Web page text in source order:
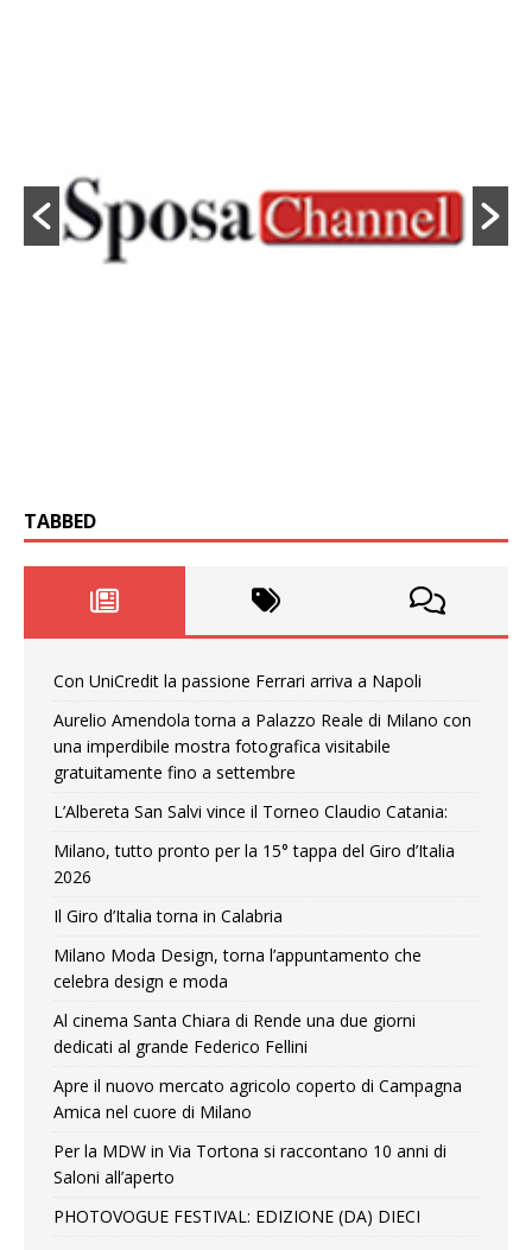
TABBED
Con UniCredit la passione Ferrari arriva a Napoli
Aurelio Amendola torna a Palazzo Reale di Milano con
una imperdibile mostra fotografica visitabile
gratuitamente fino a settembre
L’Albereta San Salvi vince il Torneo Claudio Catania:
Milano, tutto pronto per la 15° tappa del Giro d’Italia
2026
Il Giro d’Italia torna in Calabria
Milano Moda Design, torna l’appuntamento che
celebra design e moda
Al cinema Santa Chiara di Rende una due giorni
dedicati al grande Federico Fellini
Apre il nuovo mercato agricolo coperto di Campagna
Amica nel cuore di Milano
Per la MDW in Via Tortona si raccontano 10 anni di
Saloni all’aperto
PHOTOVOGUE FESTIVAL: EDIZIONE (DA) DIECI